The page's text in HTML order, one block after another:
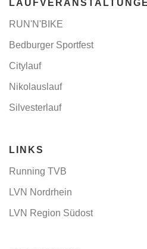
RUN'N'BIKE
Bedburger Sportfest
Citylauf
Nikolauslauf
Silvesterlauf
LINKS
Running TVB
LVN Nordrhein
LVN Region Südost